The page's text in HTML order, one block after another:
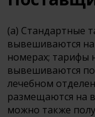
(a) Стандартные
вывешиваются
номерах; тарифы
вывешиваются по
лечебном
размещаются на
можно также